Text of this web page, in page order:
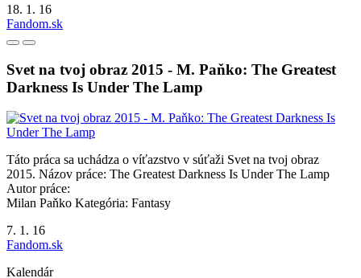
18. 1. 16
Fandom.sk
Svet na tvoj obraz 2015 - M. Paňko: The Greatest
Darkness Is Under The Lamp
Táto práca sa uchádza o víťazstvo v súťaži Svet na tvoj obraz
2015. Názov práce: The Greatest Darkness Is Under The Lamp
Autor práce:
Milan Paňko Kategória: Fantasy
7. 1. 16
Fandom.sk
Kalendár